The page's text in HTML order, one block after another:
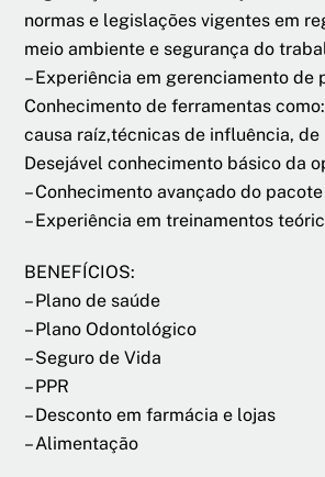
normas e legislações vigentes em
meio ambiente e segurança do
– Experiência em gerenciamento de
Conhecimento de ferramentas
causa raíz,técnicas de influência, de
Desejável conhecimento básico da
– Conhecimento avançado do
– Experiência em treinamentos
BENEFÍCIOS:
– Plano de saúde
– Plano Odontológico
– Seguro de Vida
– PPR
– Desconto em farmácia e lojas
– Alimentação